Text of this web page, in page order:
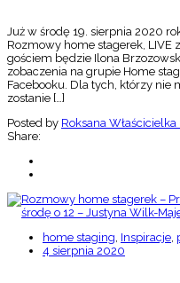
Już w środę 19. sierpnia 2020
Rozmowy home stagerek,
gościem będzie Ilona
zobaczenia na grupie Home
Facebooku. Dla tych, którzy nie
zostanie […]
Posted by Roksana
Share:
home staging, Inspiracje,
4 sierpnia 2020